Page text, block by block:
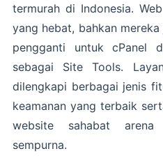
termurah di Indonesia.
yang hebat, bahkan
pengganti untuk cPanel
sebagai Site Tools.
dilengkapi berbagai jenis
keamanan yang terbaik
website sahabat
sempurna.